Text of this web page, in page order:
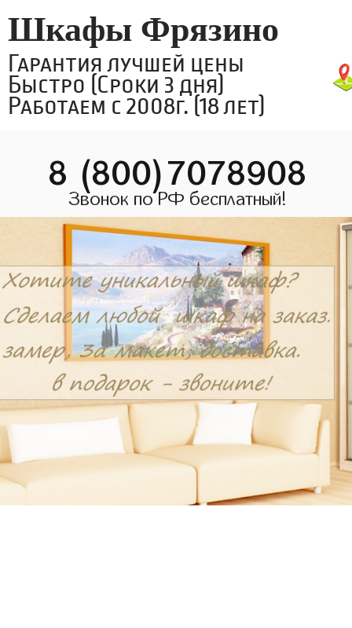
Шкафы Фрязино
Гарантия лучшей цены
Быстро (Сроки 3 дня)
Работаем с 2008г. (18 лет)
8 (800)7078908
Звонок по РФ бесплатный!